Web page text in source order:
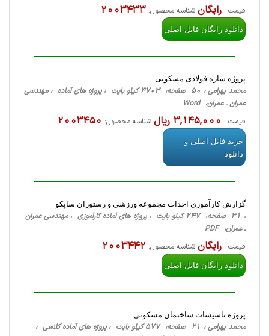
قیمت : رایگانشناسه محصول: 2003433
دانلود رایگان فایل اصلی
پروژه سازه فولادی مسکونی
محمد بهرامی ، 50 صفحه، 4703 کیلو بایت ، پروژه های آماده ، مهندسی
عمران ـ عمران، Word
قیمت : 3,145,000 ریال شناسه محصول: 2003450
خرید فایل اصلی و
دانلود
گزارش کارآموزی احداث مجموعه ورزشی و رستوران ساپکو
، 31 صفحه، 247 کیلو بایت ، پروژه های آماده کارآموزی ، مهندسی عمران
ـ عمران، PDF
قیمت : رایگانشناسه محصول: 2003442
دانلود رایگان فایل اصلی
پروژه تاسیسات ساختمان مسکونی
محمد بهرامی ، 21 صفحه، 577 کیلو بایت ، پروژه های آماده کلاسی ،